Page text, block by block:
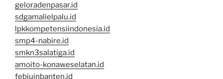
geloradenpasar.id
sdgamalielpalu.id
lpkkompetensiindonesia.id
smp4-nabire.id
smkn3salatiga.id
amoito-konaweselatan.id
febiuinbanten.id